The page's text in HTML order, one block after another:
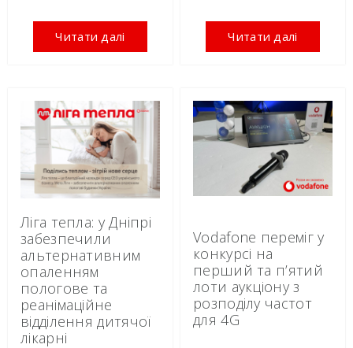
Читати далі Читати далі
Ліга тепла: у Дніпрі
забезпечили
альтернативним
опаленням
пологове та
реанімаційне
відділення дитячої
лікарні
Vodafone переміг у
конкурсі на
перший та п’ятий
лоти аукціону з
розподілу частот
для 4G